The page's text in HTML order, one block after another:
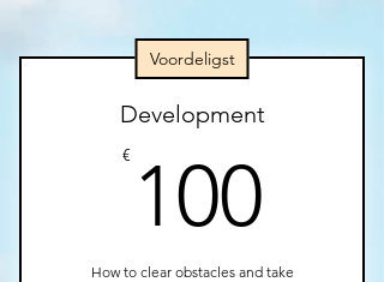
Voordeligst
Development
€ 100
How to clear obstacles and take